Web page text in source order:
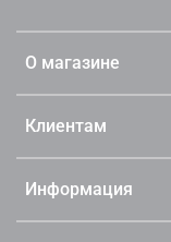
О магазине
Клиентам
Информация